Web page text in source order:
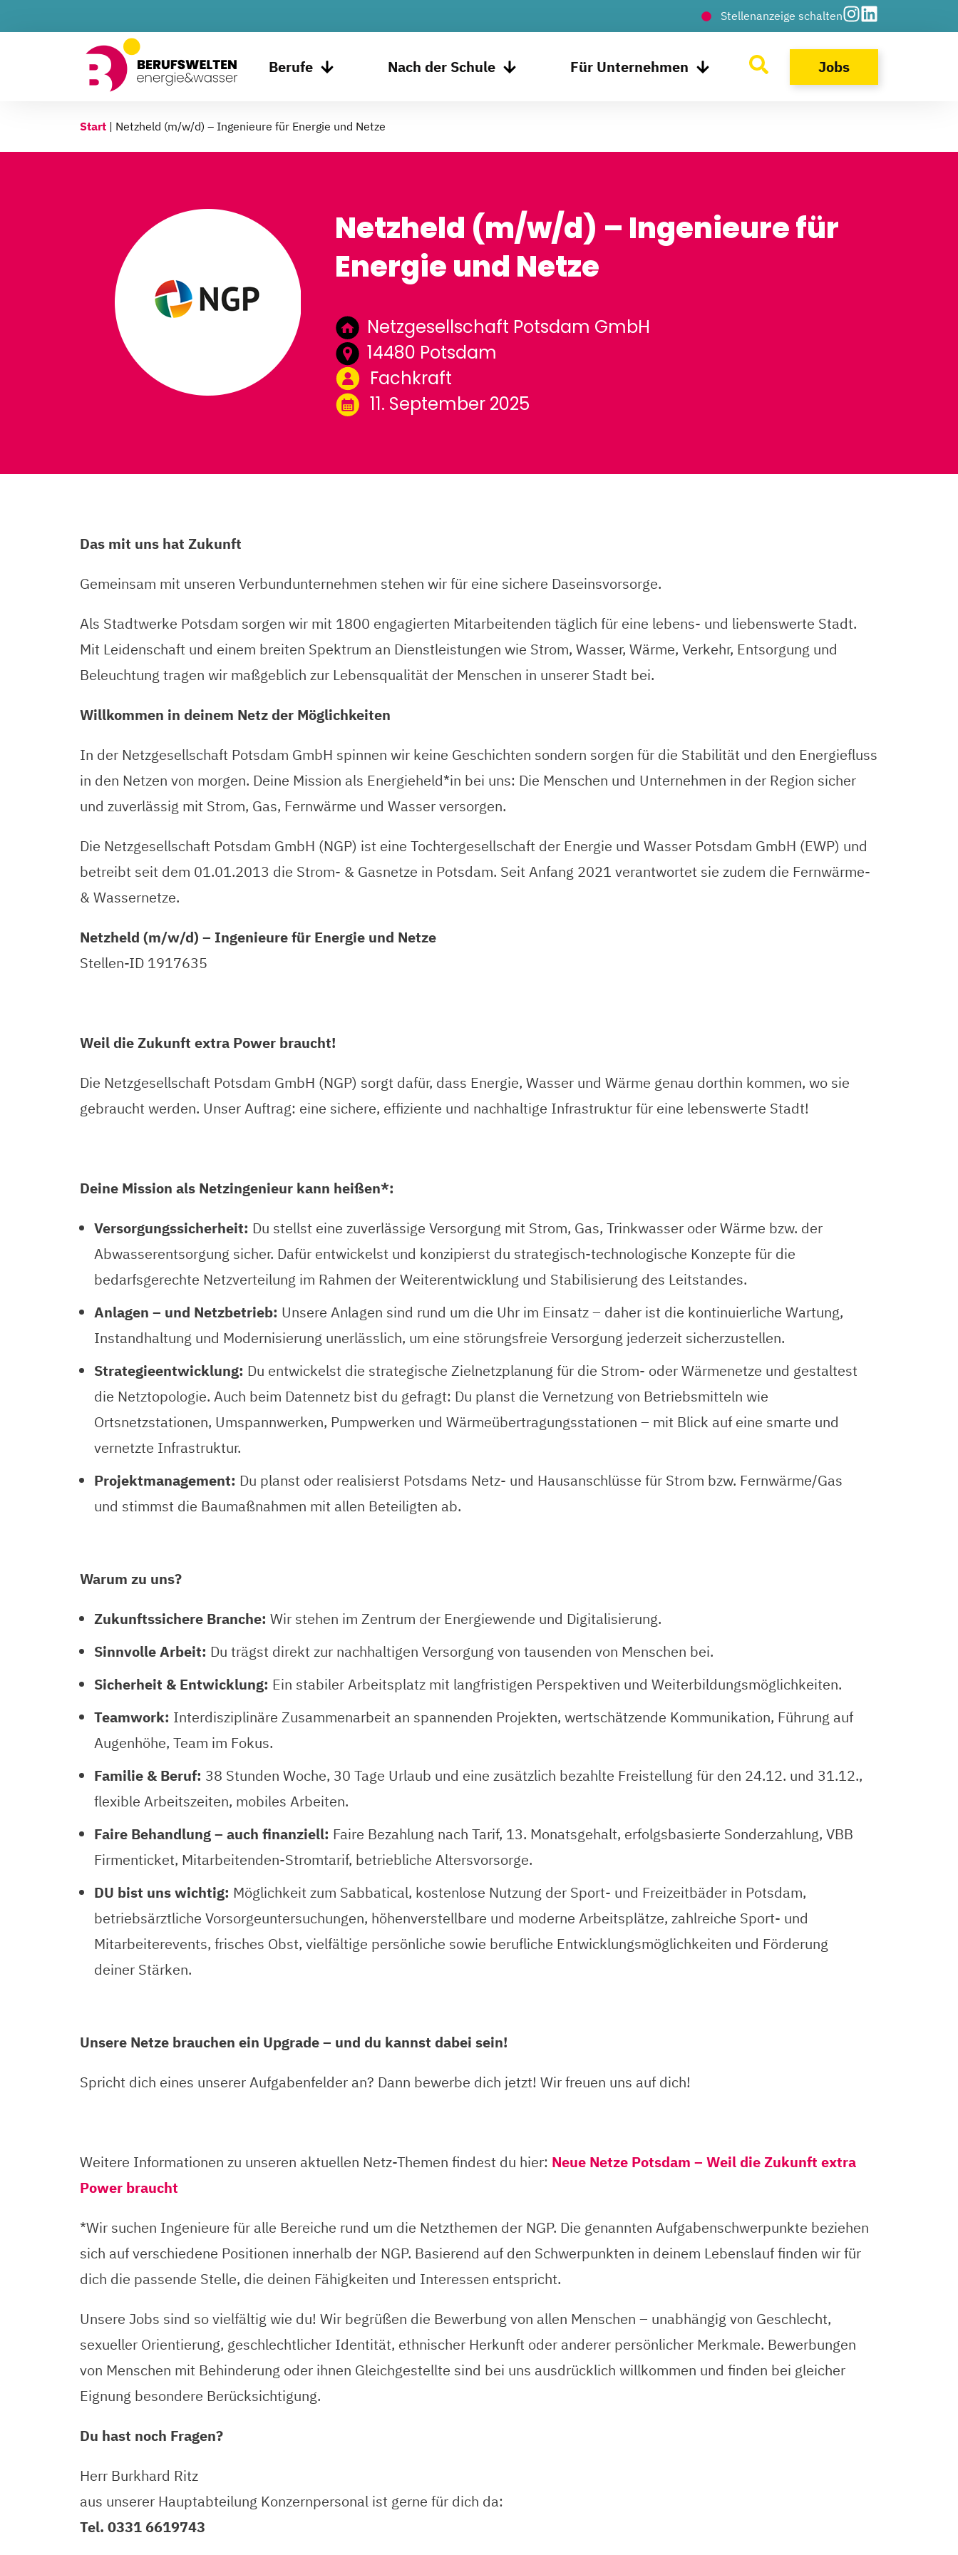
Stellenanzeige schalten
Berufe Nach der Schule Für Unternehmen Jobs
Start | Netzheld (m/w/d) – Ingenieure für Energie und Netze
Netzheld (m/w/d) – Ingenieure für
Energie und Netze
Netzgesellschaft Potsdam GmbH
14480 Potsdam
Fachkraft
11. September 2025
Das mit uns hat Zukunft
Gemeinsam mit unseren Verbundunternehmen stehen wir für eine sichere Daseinsvorsorge.
Als Stadtwerke Potsdam sorgen wir mit 1800 engagierten Mitarbeitenden täglich für eine lebens- und liebenswerte Stadt.
Mit Leidenschaft und einem breiten Spektrum an Dienstleistungen wie Strom, Wasser, Wärme, Verkehr, Entsorgung und
Beleuchtung tragen wir maßgeblich zur Lebensqualität der Menschen in unserer Stadt bei.
Willkommen in deinem Netz der Möglichkeiten
In der Netzgesellschaft Potsdam GmbH spinnen wir keine Geschichten sondern sorgen für die Stabilität und den Energiefluss
in den Netzen von morgen. Deine Mission als Energieheld*in bei uns: Die Menschen und Unternehmen in der Region sicher
und zuverlässig mit Strom, Gas, Fernwärme und Wasser versorgen.
Die Netzgesellschaft Potsdam GmbH (NGP) ist eine Tochtergesellschaft der Energie und Wasser Potsdam GmbH (EWP) und
betreibt seit dem 01.01.2013 die Strom- & Gasnetze in Potsdam. Seit Anfang 2021 verantwortet sie zudem die Fernwärme-
& Wassernetze.
Netzheld (m/w/d) – Ingenieure für Energie und Netze
Stellen-ID 1917635
Weil die Zukunft extra Power braucht!
Die Netzgesellschaft Potsdam GmbH (NGP) sorgt dafür, dass Energie, Wasser und Wärme genau dorthin kommen, wo sie
gebraucht werden. Unser Auftrag: eine sichere, effiziente und nachhaltige Infrastruktur für eine lebenswerte Stadt!
Deine Mission als Netzingenieur kann heißen*:
Versorgungssicherheit: Du stellst eine zuverlässige Versorgung mit Strom, Gas, Trinkwasser oder Wärme bzw. der
Abwasserentsorgung sicher. Dafür entwickelst und konzipierst du strategisch-technologische Konzepte für die
bedarfsgerechte Netzverteilung im Rahmen der Weiterentwicklung und Stabilisierung des Leitstandes.
Anlagen – und Netzbetrieb: Unsere Anlagen sind rund um die Uhr im Einsatz – daher ist die kontinuierliche Wartung,
Instandhaltung und Modernisierung unerlässlich, um eine störungsfreie Versorgung jederzeit sicherzustellen.
Strategieentwicklung: Du entwickelst die strategische Zielnetzplanung für die Strom- oder Wärmenetze und gestaltest
die Netztopologie. Auch beim Datennetz bist du gefragt: Du planst die Vernetzung von Betriebsmitteln wie
Ortsnetzstationen, Umspannwerken, Pumpwerken und Wärmeübertragungsstationen – mit Blick auf eine smarte und
vernetzte Infrastruktur.
Projektmanagement: Du planst oder realisierst Potsdams Netz- und Hausanschlüsse für Strom bzw. Fernwärme/Gas
und stimmst die Baumaßnahmen mit allen Beteiligten ab.
Warum zu uns?
Zukunftssichere Branche: Wir stehen im Zentrum der Energiewende und Digitalisierung.
Sinnvolle Arbeit: Du trägst direkt zur nachhaltigen Versorgung von tausenden von Menschen bei.
Sicherheit & Entwicklung: Ein stabiler Arbeitsplatz mit langfristigen Perspektiven und Weiterbildungsmöglichkeiten.
Teamwork: Interdisziplinäre Zusammenarbeit an spannenden Projekten, wertschätzende Kommunikation, Führung auf
Augenhöhe, Team im Fokus.
Familie & Beruf: 38 Stunden Woche, 30 Tage Urlaub und eine zusätzlich bezahlte Freistellung für den 24.12. und 31.12.,
flexible Arbeitszeiten, mobiles Arbeiten.
Faire Behandlung – auch finanziell: Faire Bezahlung nach Tarif, 13. Monatsgehalt, erfolgsbasierte Sonderzahlung, VBB
Firmenticket, Mitarbeitenden-Stromtarif, betriebliche Altersvorsorge.
DU bist uns wichtig: Möglichkeit zum Sabbatical, kostenlose Nutzung der Sport- und Freizeitbäder in Potsdam,
betriebsärztliche Vorsorgeuntersuchungen, höhenverstellbare und moderne Arbeitsplätze, zahlreiche Sport- und
Mitarbeiterevents, frisches Obst, vielfältige persönliche sowie berufliche Entwicklungsmöglichkeiten und Förderung
deiner Stärken.
Unsere Netze brauchen ein Upgrade – und du kannst dabei sein!
Spricht dich eines unserer Aufgabenfelder an? Dann bewerbe dich jetzt! Wir freuen uns auf dich!
Weitere Informationen zu unseren aktuellen Netz-Themen findest du hier: Neue Netze Potsdam – Weil die Zukunft extra
Power braucht
*Wir suchen Ingenieure für alle Bereiche rund um die Netzthemen der NGP. Die genannten Aufgabenschwerpunkte beziehen
sich auf verschiedene Positionen innerhalb der NGP. Basierend auf den Schwerpunkten in deinem Lebenslauf finden wir für
dich die passende Stelle, die deinen Fähigkeiten und Interessen entspricht.
Unsere Jobs sind so vielfältig wie du! Wir begrüßen die Bewerbung von allen Menschen – unabhängig von Geschlecht,
sexueller Orientierung, geschlechtlicher Identität, ethnischer Herkunft oder anderer persönlicher Merkmale. Bewerbungen
von Menschen mit Behinderung oder ihnen Gleichgestellte sind bei uns ausdrücklich willkommen und finden bei gleicher
Eignung besondere Berücksichtigung.
Du hast noch Fragen?
Herr Burkhard Ritz
aus unserer Hauptabteilung Konzernpersonal ist gerne für dich da:
Tel. 0331 6619743